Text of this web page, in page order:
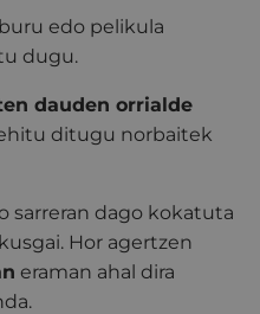
edo pelikula
dugu.
dauden orrialde
ditugu norbaitek
sarreran dago kokatuta
Hor agertzen
eraman ahal dira